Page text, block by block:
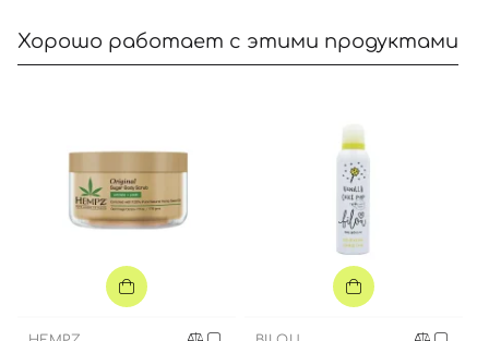
Хорошо работает с этими продуктами
Вход Регистрация
Номер телефона